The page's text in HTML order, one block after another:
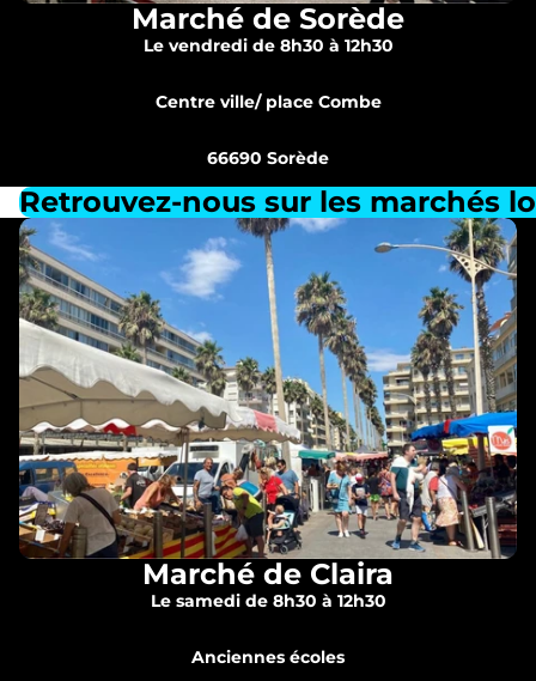
Marché de Sorède
Le vendredi de 8h30 à 12h30
Centre ville/ place Combe
66690 Sorède
Retrouvez-nous sur les marchés
Marché de Claira
Le samedi de 8h30 à 12h30
Anciennes écoles